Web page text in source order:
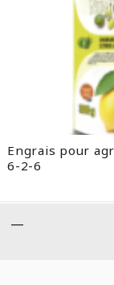
Engrais pour
6-2-6
—